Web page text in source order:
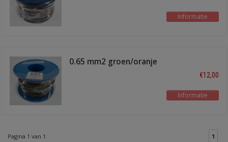
Informatie
0.65 mm2 groen/oranje
€12,00
Informatie
Pagina 1 van 1 1